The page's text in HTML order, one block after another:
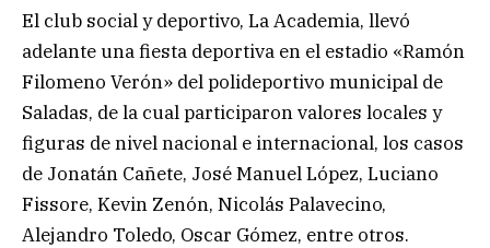
El club social y deportivo, La Academia, llevó
adelante una fiesta deportiva en el estadio «Ramón
Filomeno Verón» del polideportivo municipal de
Saladas, de la cual participaron valores locales y
figuras de nivel nacional e internacional, los casos
de Jonatán Cañete, José Manuel López, Luciano
Fissore, Kevin Zenón, Nicolás Palavecino,
Alejandro Toledo, Oscar Gómez, entre otros.